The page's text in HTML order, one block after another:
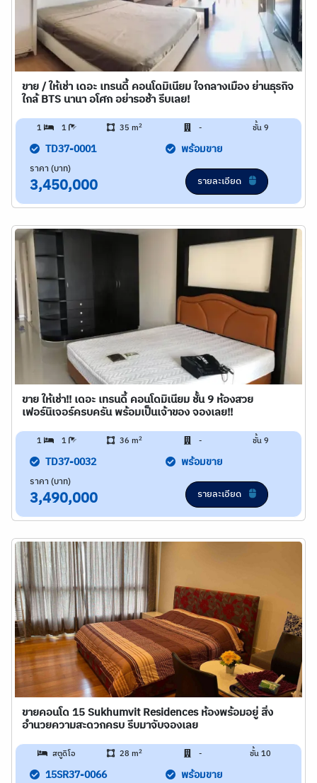
ขาย / ให้เช่า เดอะ เทรนดี้ คอนโดมิเนียม ใจกลางเมือง ย่านธุรกิจ
ใกล้ BTS นานา อโศก อย่ารอช้า รีบเลย!
1 1 35 m2 - ชั้น 9
TD37-0001 พร้อมขาย
ราคา (บาท)
3,450,000 รายละเอียด
ขาย ให้เช่า!! เดอะ เทรนดี้ คอนโดมิเนียม ชั้น 9 ห้องสวย
เฟอร์นิเจอร์ครบครัน พร้อมเป็นเจ้าของ จองเลย!!
1 1 36 m2 - ชั้น 9
TD37-0032 พร้อมขาย
ราคา (บาท)
3,490,000 รายละเอียด
ขายคอนโด 15 Sukhumvit Residences ห้องพร้อมอยู่ สิ่ง
อำนวยความสะดวกครบ รีบมาจับจองเลย
สตูดิโอ 28 m2 - ชั้น 10
15SR37-0066 พร้อมขาย